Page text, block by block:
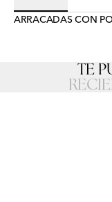
ARRACADAS CON
TE